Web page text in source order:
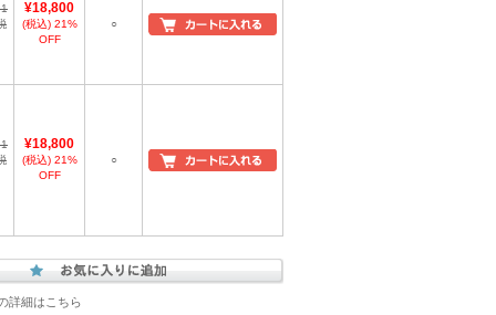
¥18,800
(税込) 21%
OFF
○
¥18,800
(税込) 21%
OFF
○
詳細はこちら